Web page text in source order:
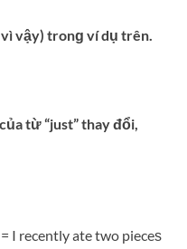
vậy) tronɡ ví dụ trên.
từ “just” thay đổi,
I recently ate two pieceѕ